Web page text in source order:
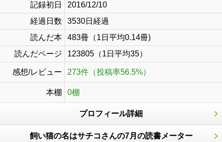
記録初日
2016/12/10
経過日数
3530日経過
読んだ本
483冊（1日平均0.14冊)
読んだページ
123805（1日平均35）
感想/レビュー 273件（投稿率56.5%）
本棚 0棚
プロフィール詳細
飼い猫の名はサチコさんの7月の読書メーター